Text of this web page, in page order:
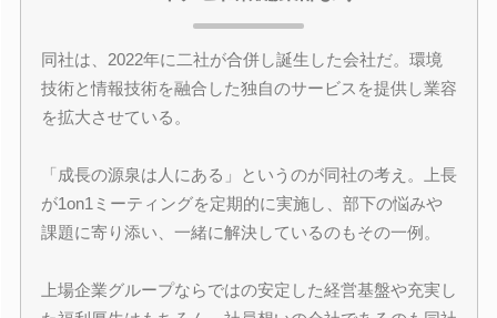
同社は、2022年に二社が合併し誕生した会社だ。環境
技術と情報技術を融合した独自のサービスを提供し業容
を拡大させている。
「成長の源泉は人にある」というのが同社の考え。上長
が1on1ミーティングを定期的に実施し、部下の悩みや
課題に寄り添い、一緒に解決しているのもその一例。
上場企業グループならではの安定した経営基盤や充実し